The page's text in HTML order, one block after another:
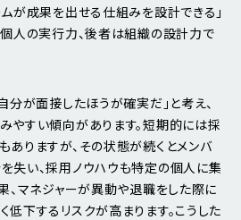
が成果を出せる仕組みを設計できる」
個人の実行力、後者は組織の設計力で
分が面接したほうが確実だ」と考え、
やすい傾向があります。短期的には採
りますが、その状態が続くとメンバ
失い、採用ノウハウも特定の個人に集
、マネジャーが異動や退職をした際に
下するリスクが高まります。こうした